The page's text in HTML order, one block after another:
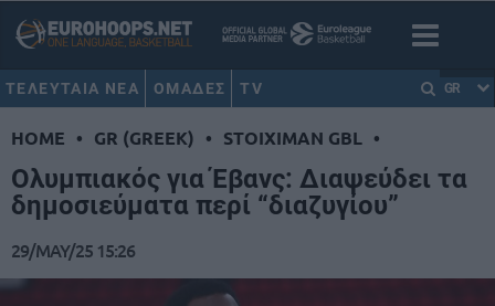
ΤΕΛΕΥΤΑΙΑ ΝΕΑ ΟΜΑΔΕΣ TV GR
HOME • GR (GREEK) • STOIXIMAN GBL •
Ολυμπιακός για Έβανς: Διαψεύδει τα
δημοσιεύματα περί “διαζυγίου”
29/MAY/25 15:26